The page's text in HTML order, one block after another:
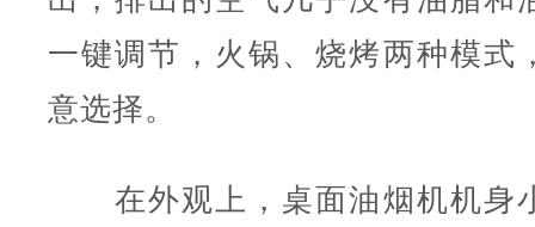
一键调节，火锅、烧烤两种模式
意选择。
在外观上，桌面油烟机机身